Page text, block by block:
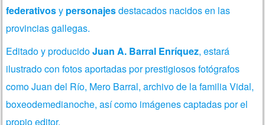
federativosy personajesdestacados nacidos en las
provincias gallegas.
Editado y producidoJuan A. Barral Enríquez, estará
ilustrado con fotos aportadas por prestigiosos fotógrafos
como Juan del Río, Mero Barral, archivo de la familia Vidal,
boxeodemedianoche, así como imágenes captadas por el
propio editor.